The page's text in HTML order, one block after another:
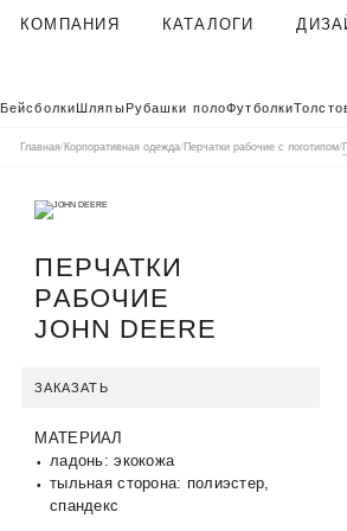
КОМПАНИЯ
О КОМПАНИИ
КЛИЕНТЫ
ПОЛЬЗОВАТЕЛЬСКОЕ
ГАРАНТИИ И КАЧЕСТВО
КОНТАКТЫ
КАТАЛОГИ
КАТАЛОГ 2026
БейсболкиШляпыРубашки полоФутболки
Главная/ Корпоративная одежда/ Перчатки рабочие с логотипом/
ПЕРЧАТКИ
РАБОЧИЕ
JOHN DEERE
ЗАКАЗАТЬ
МАТЕРИАЛ
ладонь: экокожа
тыльная сторона: полиэстер,
спандекс